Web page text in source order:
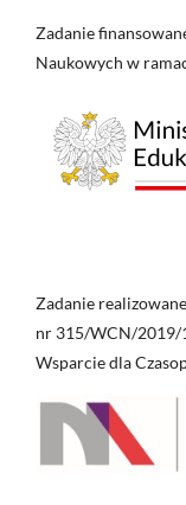
Zadanie
Naukowych w
Zadanie
nr 315/WCN/2019/
Wsparcie dla